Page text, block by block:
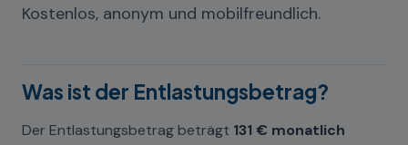
Kostenlos, anonym und mobilfreundlich.
Was ist der Entlastungsbetrag?
Der Entlastungsbetrag beträgt 131 € monatlich